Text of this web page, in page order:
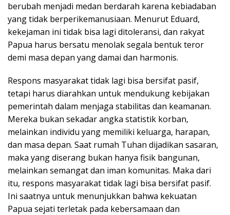
berubah menjadi medan berdarah karena kebiadaban
yang tidak berperikemanusiaan. Menurut Eduard,
kekejaman ini tidak bisa lagi ditoleransi, dan rakyat
Papua harus bersatu menolak segala bentuk teror
demi masa depan yang damai dan harmonis.
Respons masyarakat tidak lagi bisa bersifat pasif,
tetapi harus diarahkan untuk mendukung kebijakan
pemerintah dalam menjaga stabilitas dan keamanan.
Mereka bukan sekadar angka statistik korban,
melainkan individu yang memiliki keluarga, harapan,
dan masa depan. Saat rumah Tuhan dijadikan sasaran,
maka yang diserang bukan hanya fisik bangunan,
melainkan semangat dan iman komunitas. Maka dari
itu, respons masyarakat tidak lagi bisa bersifat pasif.
Ini saatnya untuk menunjukkan bahwa kekuatan
Papua sejati terletak pada kebersamaan dan